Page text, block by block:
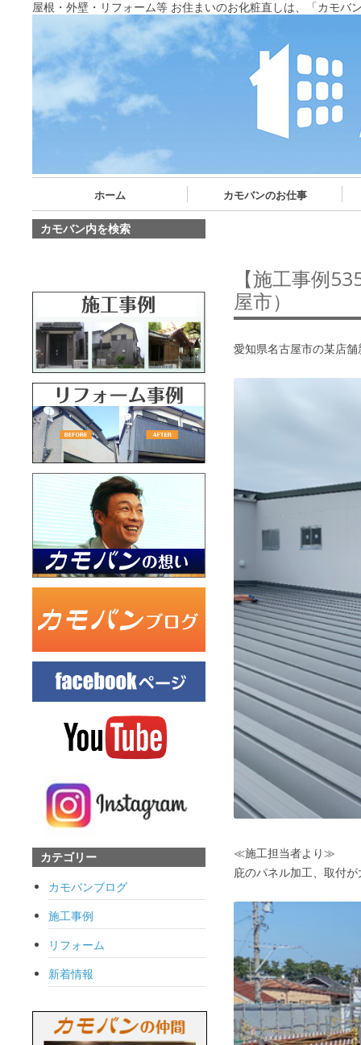
屋根・外壁・リフォーム等 お住まいのお化粧直しは、「カモバ
ホーム カモバンのお仕事
【施工事例
屋市）
愛知県名古屋市の某店
≪施工担当者より≫
庇のパネル加工、取付
カモバン内を検索
カテゴリー
カモバンブログ
施工事例
リフォーム
新着情報